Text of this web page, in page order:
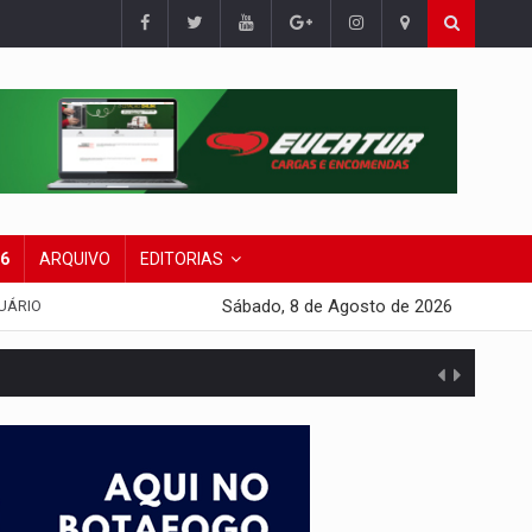
ARQUIVO EDITORIAS
Sábado, 8 de Agosto de 2026